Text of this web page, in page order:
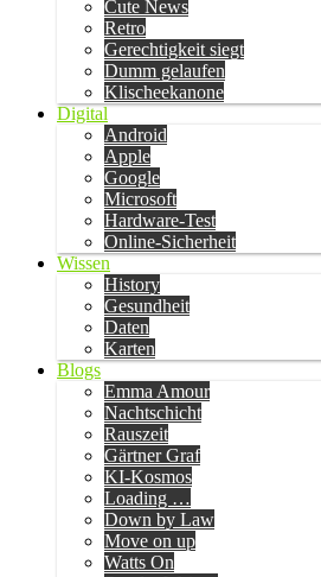
Cute News
Retro
Gerechtigkeit siegt
Dumm gelaufen
Klischeekanone
Digital
Android
Apple
Google
Microsoft
Hardware-Test
Online-Sicherheit
Wissen
History
Gesundheit
Daten
Karten
Blogs
Emma Amour
Nachtschicht
Rauszeit
Gärtner Graf
KI-Kosmos
Loading …
Down by Law
Move on up
Watts On